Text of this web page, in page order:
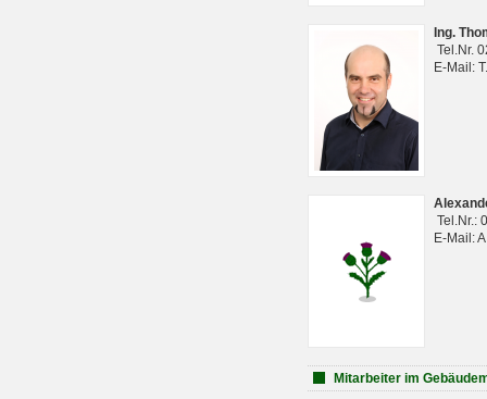
Ing.
Tel.Nr.
E-Mail:
Tel.Nr.:
E-Mail:
Mitarbeiter im